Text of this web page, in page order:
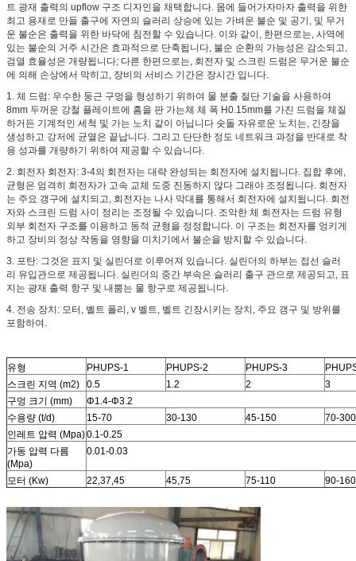
트 광재 출력의 upflow 구조 디자인을 채택합니다. 몸에 들어가자마자 출력을 위한
최고 용재로 만들 출구에 자연의 슬러리 상승에 있는 가벼운 불순 및 공기, 및 무거
운 불순은 출력을 위한 바닥에 침전할 수 있습니다. 이와 같이, 한편으로는, 사역에
있는 불순의 거주 시간은 효과적으로 단축됩니다, 불순 순환의 가능성은 감소되고,
검열 효율성은 개량됩니다; 다른 한편으로는, 회전자 및 스크린 드럼은 무거운 불순
에 의해 손상에서 막히고, 장비의 서비스 기간은 장시간 입니다.
1. 체 드럼: 우수한 둥근 구멍을 형성하기 위하여 물 분출 절단 기술을 사용하여
8mm 두꺼운 강철 플레이트에 홈을 판 가는체 체 폭 H0.15mm를 가진 드럼을 체질
하거든 기계적인 세척 및 가는 노치 같이 아닙니다 숫돌 자유로운 노치는, 긴장을
생성하고 강저에 균열은 끝납니다. 그리고 단단한 정도 네트워크 과정을 반대로 착
용 성과를 개량하기 위하여 제공할 수 있습니다.
2. 회전자 회전자: 3-4의 회전자는 대략 완성되는 회전자에 설치됩니다. 집합 후에,
균형은 엄격히 회전자가 고속 교체 도중 진동하지 않다 그래야 조정됩니다. 회전자
는 주요 갱구에 설치되고, 회전자는 나사 막대를 통해서 회전자에 설치됩니다. 회전
자와 스크린 드럼 사이 정리는 조정될 수 있습니다. 조악한 체 회전자는 드럼 유형
외부 회전자 구조를 이용하고 동적 균형을 정정합니다. 이 구조는 회전자를 엉키게
하고 장비의 정상 작동을 영향을 미치기에서 불순을 방지할 수 있습니다.
3. 포탄: 그것은 표지 및 실린더로 이루어져 있습니다. 실린더의 하부는 접선 슬러
리 유입관으로 제공됩니다. 실린더의 중간 부속은 슬러리 출구 관으로 제공되고, 표
지는 광재 출력 항구 및 내뿜는 물 항구로 제공됩니다.
4. 전송 장치: 모터, 벨트 폴리, v 벨트, 벨트 긴장시키는 장치, 주요 갱구 및 방위를
포함하여.
유형 PHUPS-1 PHUPS-2 PHUPS-3
스크린 지역 (m2)
0.5 1.2 2
3
구멍 크기 (mm)
Φ1.4-Φ3.2
수용량 (t/d)
15-70 30-130 45-150
70-300
인레트 압력 (Mpa)0.1-0.25
가동 압력 다름
(Mpa)
0.01-0.03
모터 (Kw) 22,37,45 45,75 75-110 90-160